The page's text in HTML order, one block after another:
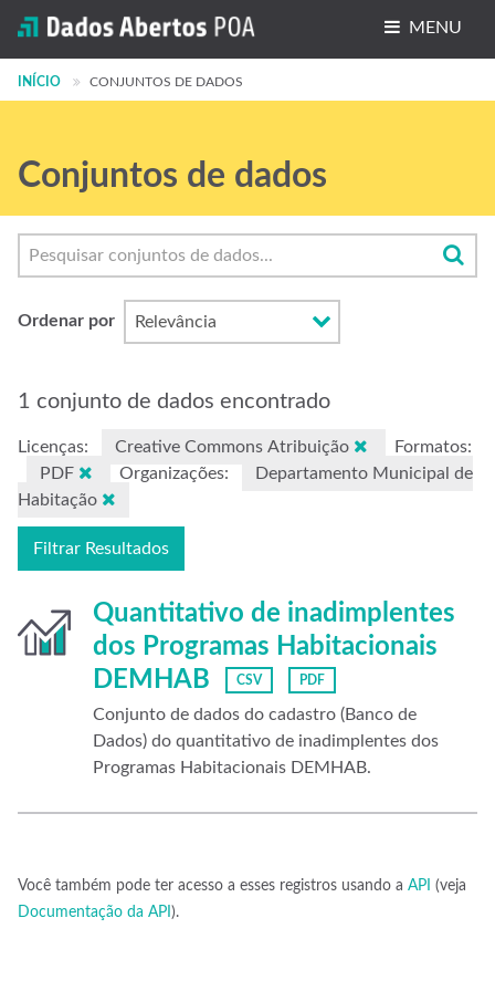
MENU
Conjuntos de dados
Grupos
Sobre
INÍCIO CONJUNTOS DE DADOS
Conjuntos de dados
Ordenar por
1 conjunto de dados encontrado
Licenças: Creative Commons Atribuição
Formatos:
PDF
Organizações:
Departamento Municipal de
Habitação
Filtrar Resultados
Quantitativo de inadimplentes
dos Programas Habitacionais
DEMHAB
CSV PDF
Conjunto de dados do cadastro (Banco de
Dados) do quantitativo de inadimplentes dos
Programas Habitacionais DEMHAB.
Você também pode ter acesso a esses registros usando a API (veja
Documentação da API ).